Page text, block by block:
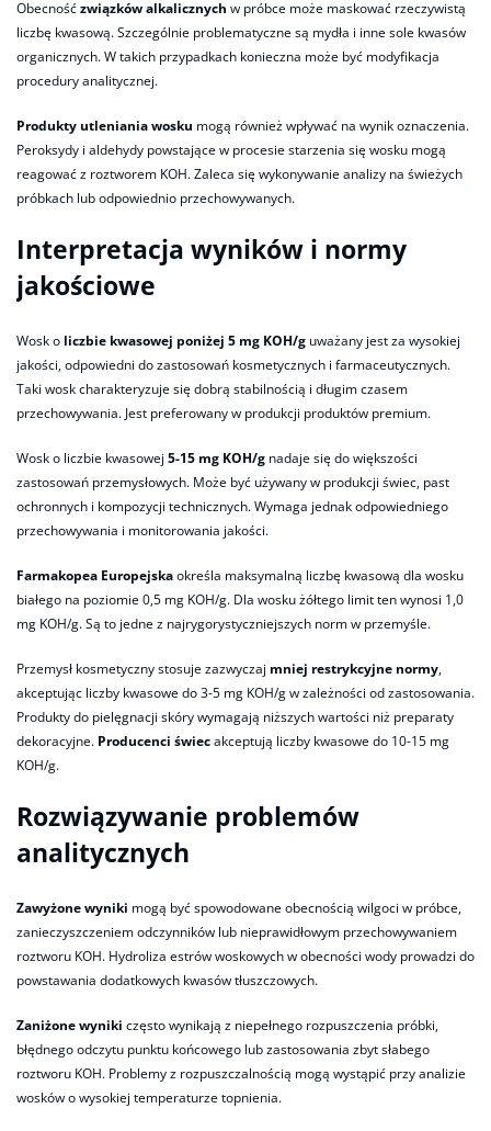
Obecnośćzwiązków alkalicznych w próbce może maskować rzeczywistą
liczbę kwasową. Szczególnie problematyczne są mydła i inne sole kwasów
organicznych. W takich przypadkach konieczna może być modyfikacja
procedury analitycznej.
Produkty utleniania wosku mogą również wpływać na wynik oznaczenia.
Peroksydy i aldehydy powstające w procesie starzenia się wosku mogą
reagować z roztworem KOH. Zaleca się wykonywanie analizy na świeżych
próbkach lub odpowiednio przechowywanych.
Interpretacja wyników i normy
jakościowe
Wosk o liczbie kwasowej poniżej 5 mg KOH/g uważany jest za wysokiej
jakości, odpowiedni do zastosowań kosmetycznych i farmaceutycznych.
Taki wosk charakteryzuje się dobrą stabilnością i długim czasem
przechowywania. Jest preferowany w produkcji produktów premium.
Wosk o liczbie kwasowej 5-15 mg KOH/g nadaje się do większości
zastosowań przemysłowych. Może być używany w produkcji świec, past
ochronnych i kompozycji technicznych. Wymaga jednak odpowiedniego
przechowywania i monitorowania jakości.
Farmakopea Europejskaokreśla maksymalną liczbę kwasową dla wosku
białego na poziomie 0,5 mg KOH/g. Dla wosku żółtego limit ten wynosi 1,0
mg KOH/g. Są to jedne z najrygorystyczniejszych norm w przemyśle.
Przemysł kosmetyczny stosuje zazwyczaj mniej restrykcyjne normy,
akceptując liczby kwasowe do 3-5 mg KOH/g w zależności od zastosowania.
Produkty do pielęgnacji skóry wymagają niższych wartości niż preparaty
dekoracyjne. Producenci świecakceptują liczby kwasowe do 10-15 mg
KOH/g.
Rozwiązywanie problemów
analitycznych
Zawyżone wyniki mogą być spowodowane obecnością wilgoci w próbce,
zanieczyszczeniem odczynników lub nieprawidłowym przechowywaniem
roztworu KOH. Hydroliza estrów woskowych w obecności wody prowadzi do
powstawania dodatkowych kwasów tłuszczowych.
Zaniżone wyniki często wynikają z niepełnego rozpuszczenia próbki,
błędnego odczytu punktu końcowego lub zastosowania zbyt słabego
roztworu KOH. Problemy z rozpuszczalnością mogą wystąpić przy analizie
wosków o wysokiej temperaturze topnienia.